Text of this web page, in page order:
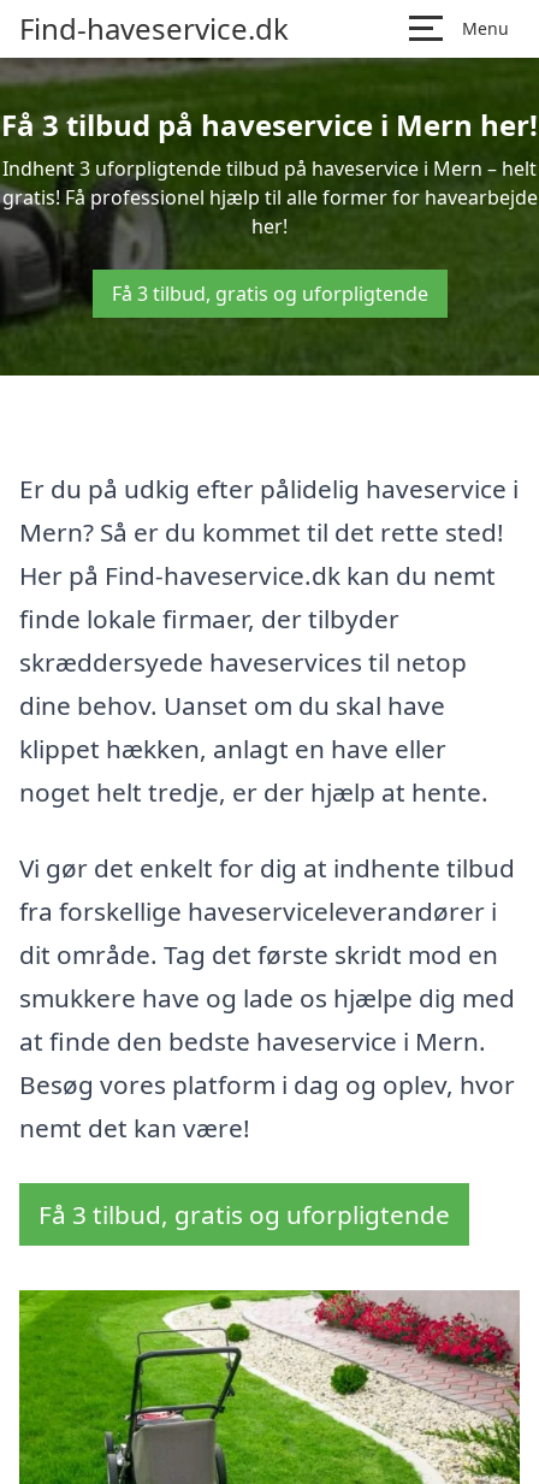
Find-haveservice.dk Menu
Få 3 tilbud på haveservice i Mern her!
Indhent 3 uforpligtende tilbud på haveservice i Mern – helt
gratis! Få professionel hjælp til alle former for havearbejde
her!
Få 3 tilbud, gratis og uforpligtende
Er du på udkig efter pålidelig haveservice i
Mern? Så er du kommet til det rette sted!
Her på Find-haveservice.dk kan du nemt
finde lokale firmaer, der tilbyder
skræddersyede haveservices til netop
dine behov. Uanset om du skal have
klippet hækken, anlagt en have eller
noget helt tredje, er der hjælp at hente.
Vi gør det enkelt for dig at indhente tilbud
fra forskellige haveserviceleverandører i
dit område. Tag det første skridt mod en
smukkere have og lade os hjælpe dig med
at finde den bedste haveservice i Mern.
Besøg vores platform i dag og oplev, hvor
nemt det kan være!
Få 3 tilbud, gratis og uforpligtende